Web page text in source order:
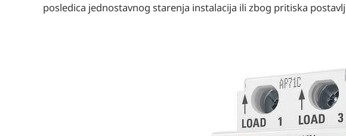
posledica jednostavnog starenja instalacija ili zbog pritiska